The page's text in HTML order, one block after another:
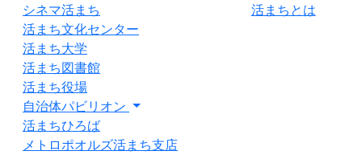
シネマ活まち
活まち文化センター
活まち大学
活まち図書館
活まち役場
自治体パビリオン
活まちひろば
メトロポオルズ活まち支店
活まちとは